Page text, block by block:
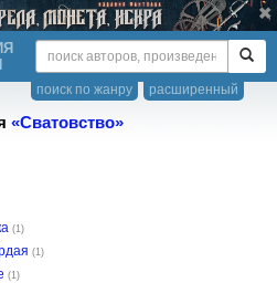
расширенный
поиск по жанру
«Сватовство»
(1)
(1)
(1)